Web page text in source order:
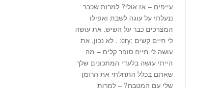
עייפים – אז אולי? למרות שכבר
ננעלתי על עוגה לשבת ואפילו
המצרכים כבר על השיש. את עושה
לי חיים קשים :cry: . לא נכון, את
עושה לי חיים סופר קלים – מה
הייתי עושה בלעדי המתכונים שלך
שאתם בכלל התחלתי את הרומן
שלי עם המטבח? – למרות